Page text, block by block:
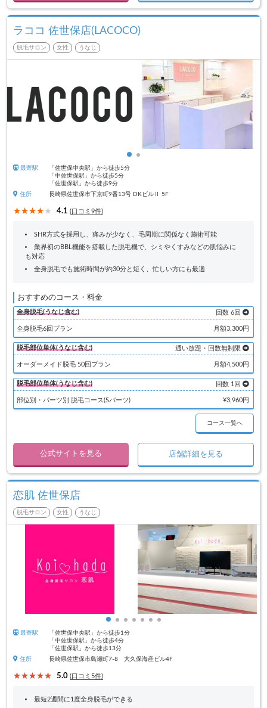
ラココ 佐世保店(LACOCO)
脱毛サロン 女性 うなじ
最寄駅
「佐世保中央駅」から徒歩5分
「中佐世保駅」から徒歩5分
「佐世保駅」から徒歩9分
住所
長崎県佐世保市下京町9番13号 DKビルⅡ 5F
4.1 (口コミ9件)
SHR方式を採用し、痛みが少なく、毛周期に関係なく施術可能
業界初のBBL機能を搭載した脱毛機で、シミやくすみなどの肌悩みに
も対応
全身脱毛でも施術時間が約30分と短く、忙しい方にも最適
おすすめのコース・料金
全身脱毛(うなじ含む) 回数 6回
全身脱毛6回プラン 月額3,300円
脱毛部位単体(うなじ含む) 通い放題・回数無制限
オーダーメイド脱毛 50回プラン 月額4,500円
脱毛部位単体(うなじ含む) 回数 1回
部位別・パーツ別 脱毛コース(Sパーツ) ¥3,960円
コース一覧へ
公式サイトを見る 店舗詳細を見る
恋肌 佐世保店
脱毛サロン 女性 うなじ
最寄駅
「佐世保中央駅」から徒歩1分
「中佐世保駅」から徒歩4分
「佐世保駅」から徒歩13分
住所
長崎県佐世保市島瀬町7-8 大久保海産ビル4F
5.0 (口コミ5件)
最短2週間に1度全身脱毛ができる